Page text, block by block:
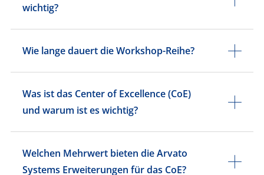
wichtig?
Wie lange dauert die Workshop-Reihe?
Was ist das Center of Excellence (CoE)
und warum ist es wichtig?
Welchen Mehrwert bieten die Arvato
Systems Erweiterungen für das CoE?